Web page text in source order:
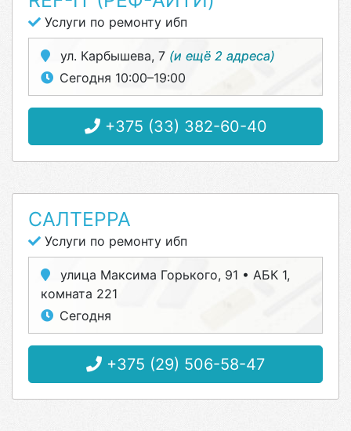
Услуги по ремонту ибп
ул. Карбышева, 7 (и ещё 2 адреса)
Сегодня 10:00–19:00
+375 (33) 382-60-40
САЛТЕРРА
Услуги по ремонту ибп
улица Максима Горького, 91 • АБК 1,
комната 221
Сегодня
+375 (29) 506-58-47